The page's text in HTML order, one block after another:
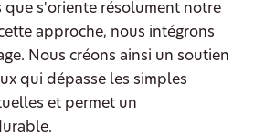
que s'oriente résolument notre
approche, nous intégrons
Nous créons ainsi un soutien
qui dépasse les simples
et permet un